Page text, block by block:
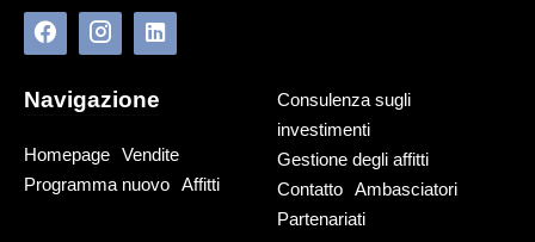
Navigazione
Homepage Vendite
Programma nuovo Affitti
Consulenza sugli
investimenti
Gestione degli affitti
Contatto
Ambasciatori
Partenariati